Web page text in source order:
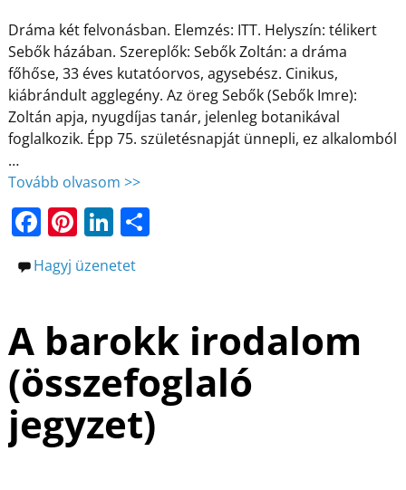
Dráma két felvonásban. Elemzés: ITT. Helyszín: télikert
Sebők házában. Szereplők: Sebők Zoltán: a dráma
főhőse, 33 éves kutatóorvos, agysebész. Cinikus,
kiábrándult agglegény. Az öreg Sebők (Sebők Imre):
Zoltán apja, nyugdíjas tanár, jelenleg botanikával
foglalkozik. Épp 75. születésnapját ünnepli, ez alkalomból
…
Tovább olvasom >>
F
a
c
b
o
o
k
Pi
nt
er
st
Li
n
k
dI
n
O
m
e
g
Hagyj üzenetet
A barokk irodalom
(összefoglaló
jegyzet)